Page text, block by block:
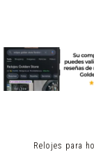
Relojes para